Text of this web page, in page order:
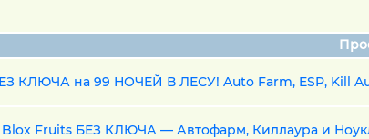
КЛЮЧА на 99 НОЧЕЙ В ЛЕСУ! Auto Farm, ESP, Kill
Blox Fruits БЕЗ КЛЮЧА — Автофарм, Киллаура и